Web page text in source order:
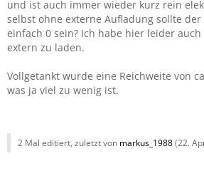
und ist auch immer wieder kurz rein
selbst ohne externe Aufladung sollte
einfach 0 sein? Ich habe hier leider
extern zu laden.
Vollgetankt wurde eine Reichweite von
was ja viel zu wenig ist.
2 Mal editiert, zuletzt von markus_1988(22.